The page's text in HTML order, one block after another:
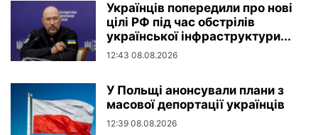
Українців попередили про нові
цілі РФ під час обстрілів
української інфраструктури...
12:43 08.08.2026
У Польщі анонсували плани з
масової депортації українців
12:39 08.08.2026